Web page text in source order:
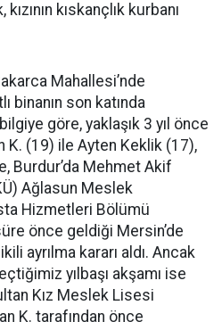
kıskançlık kurbanı
Mahallesi’nde
binanın son katında
göre, yaklaşık 3 yıl önce
K. (19) ile Ayten Keklik (17),
Burdur’da Mehmet Akif
Ağlasun Meslek
Hizmetleri Bölümü
önce geldiği Mersin’de
ayrılma kararı aldı. Ancak
yılbaşı akşamı ise
Kız Meslek Lisesi
K. tarafından önce